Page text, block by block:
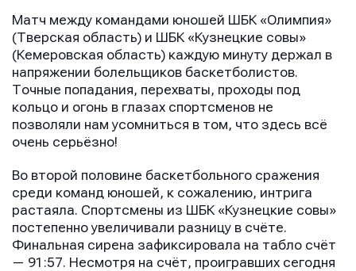
Матч между командами юношей ШБК «Олимпия»
(Тверская область) и ШБК «Кузнецкие совы»
(Кемеровская область) каждую минуту держал в
напряжении болельщиков баскетболистов.
Точные попадания, перехваты, проходы под
кольцо и огонь в глазах спортсменов не
позволяли нам усомниться в том, что здесь всё
очень серьёзно!
Во второй половине баскетбольного сражения
среди команд юношей, к сожалению, интрига
растаяла. Спортсмены из ШБК «Кузнецкие совы»
постепенно увеличивали разницу в счёте.
Финальная сирена зафиксировала на табло счёт
— 91:57. Несмотря на счёт, проигравших сегодня